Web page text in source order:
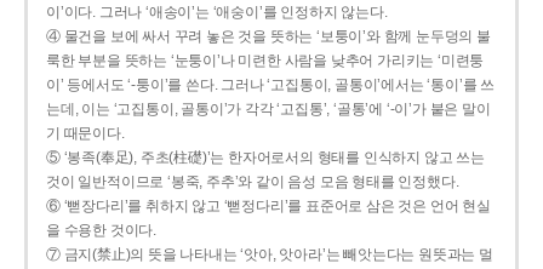
이’이다. 그러나 ‘애송이’는 ‘애숭이’를 인정하지 않는다.
④ 물건을 보에 싸서 꾸려 놓은 것을 뜻하는 ‘보퉁이’와 함께 눈두덩의 불
룩한 부분을 뜻하는 ‘눈퉁이’나 미련한 사람을 낮추어 가리키는 ‘미련퉁
이’ 등에서도 ‘-퉁이’를 쓴다. 그러나 ‘고집통이, 골통이’에서는 ‘통이’를 쓰
는데, 이는 ‘고집통이, 골통이’가 각각 ‘고집통’, ‘골통’에 ‘-이’가 붙은 말이
기 때문이다.
⑤ ‘봉족(奉足), 주초(柱礎)’는 한자어로서의 형태를 인식하지 않고 쓰는
것이 일반적이므로 ‘봉죽, 주추’와 같이 음성 모음 형태를 인정했다.
⑥ ‘뻗장다리’를 취하지 않고 ‘뻗정다리’를 표준어로 삼은 것은 언어 현실
을 수용한 것이다.
⑦ 금지(禁止)의 뜻을 나타내는 ‘앗아, 앗아라’는 빼앗는다는 원뜻과는 멀